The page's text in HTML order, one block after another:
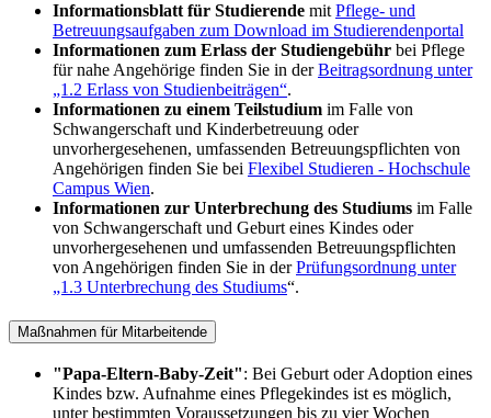
Informationsblatt für Studierende mit Pflege- und
Betreuungsaufgaben zum Download im Studierendenportal
Informationen zum Erlass der Studiengebühr bei Pflege
für nahe Angehörige finden Sie in derBeitragsordnung unter
„1.2 Erlass von Studienbeiträgen“.
Informationen zu einem Teilstudium im Falle von
Schwangerschaft und Kinderbetreuung oder
unvorhergesehenen, umfassenden Betreuungspflichten von
Angehörigen finden Sie bei Flexibel Studieren - Hochschule
Campus Wien.
Informationen zur Unterbrechung des Studiums im Falle
von Schwangerschaft und Geburt eines Kindes oder
unvorhergesehenen und umfassenden Betreuungspflichten
von Angehörigen finden Sie in derPrüfungsordnung unter
„1.3 Unterbrechung des Studiums“.
Maßnahmen für Mitarbeitende
"Papa-Eltern-Baby-Zeit": Bei Geburt oder Adoption eines
Kindes bzw. Aufnahme eines Pflegekindes ist es möglich,
unter bestimmten Voraussetzungen bis zu vier Wochen